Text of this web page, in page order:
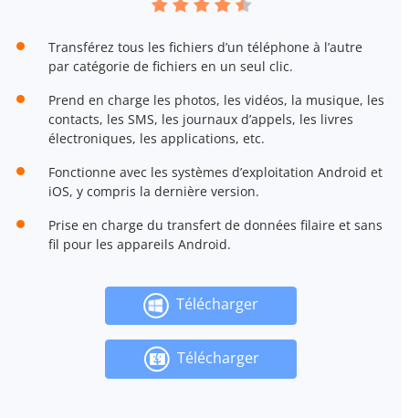
Transférez tous les fichiers d’un téléphone à l’autre
par catégorie de fichiers en un seul clic.
Prend en charge les photos, les vidéos, la musique, les
contacts, les SMS, les journaux d’appels, les livres
électroniques, les applications, etc.
Fonctionne avec les systèmes d’exploitation Android et
iOS, y compris la dernière version.
Prise en charge du transfert de données filaire et sans
fil pour les appareils Android.
Télécharger
Télécharger